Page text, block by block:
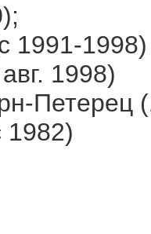
1991-1998)
1998)
Петерец
1982)